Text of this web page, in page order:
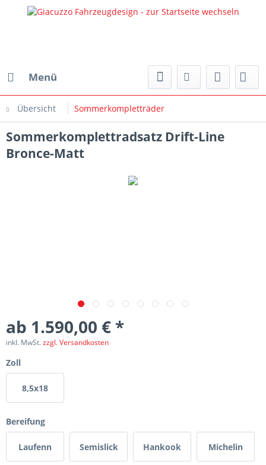
Menü
Übersicht Sommerkompletträder
Sommerkomplettradsatz Drift-Line
Bronce-Matt
ab 1.590,00 € *
inkl. MwSt.zzgl. Versandkosten
Zoll
8,5x18
Bereifung
Laufenn Semislick Hankook Michelin